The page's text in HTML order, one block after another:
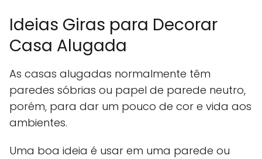
Ideias Giras para Decorar
Casa Alugada
As casas alugadas normalmente têm
paredes sóbrias ou papel de parede neutro,
porém, para dar um pouco de cor e vida aos
ambientes.
Uma boa ideia é usar em uma parede ou